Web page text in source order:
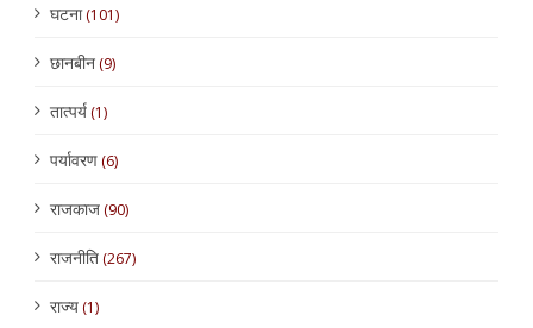
घटना(101)
छानबीन(9)
तात्पर्य(1)
पर्यावरण(6)
राजकाज(90)
राजनीति(267)
राज्य(1)